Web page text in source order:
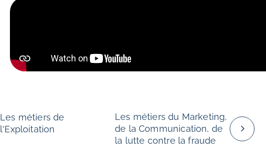
Les métiers de
l'Exploitation
Les métiers du Marketing,
de la Communication, de
la lutte contre la fraude